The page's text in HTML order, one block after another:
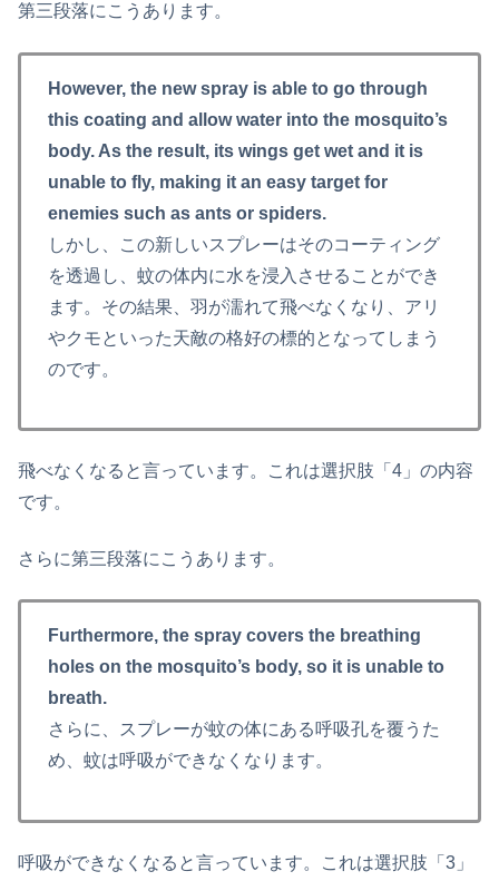
第三段落にこうあります。
However, the new spray is able to go through
this coating and allow water into the mosquito’s
body. As the result, its wings get wet and it is
unable to fly, making it an easy target for
enemies such as ants or spiders.
しかし、この新しいスプレーはそのコーティング
を透過し、蚊の体内に水を浸入させることができ
ます。その結果、羽が濡れて飛べなくなり、アリ
やクモといった天敵の格好の標的となってしまう
のです。
飛べなくなると言っています。これは選択肢「4」の内容
です。
さらに第三段落にこうあります。
Furthermore, the spray covers the breathing
holes on the mosquito’s body, so it is unable to
breath.
さらに、スプレーが蚊の体にある呼吸孔を覆うた
め、蚊は呼吸ができなくなります。
呼吸ができなくなると言っています。これは選択肢「3」